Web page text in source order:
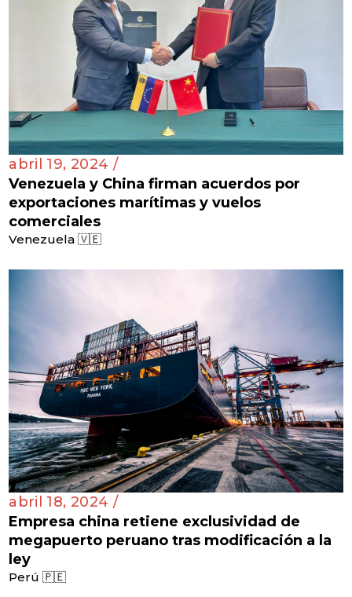
abril 19, 2024 /
Venezuela y China firman acuerdos por
exportaciones marítimas y vuelos
comerciales
Venezuela 🇻🇪
abril 18, 2024 /
Empresa china retiene exclusividad de
megapuerto peruano tras modificación a la
ley
Perú 🇵🇪